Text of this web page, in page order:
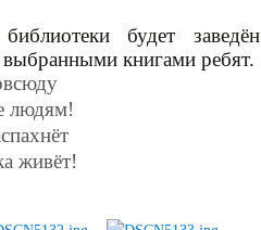
будет заведён
книгами ребят.
людям!
живёт!